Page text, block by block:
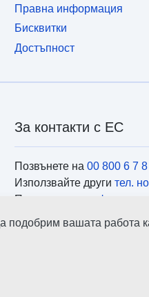
Правна информация
Бисквитки
Достъпност
За контакти с ЕС
Позвънете на 00 800 6 7
Използвайте други тел.
Пишете ни чрез
Посетете ни в
подобрим вашата работа